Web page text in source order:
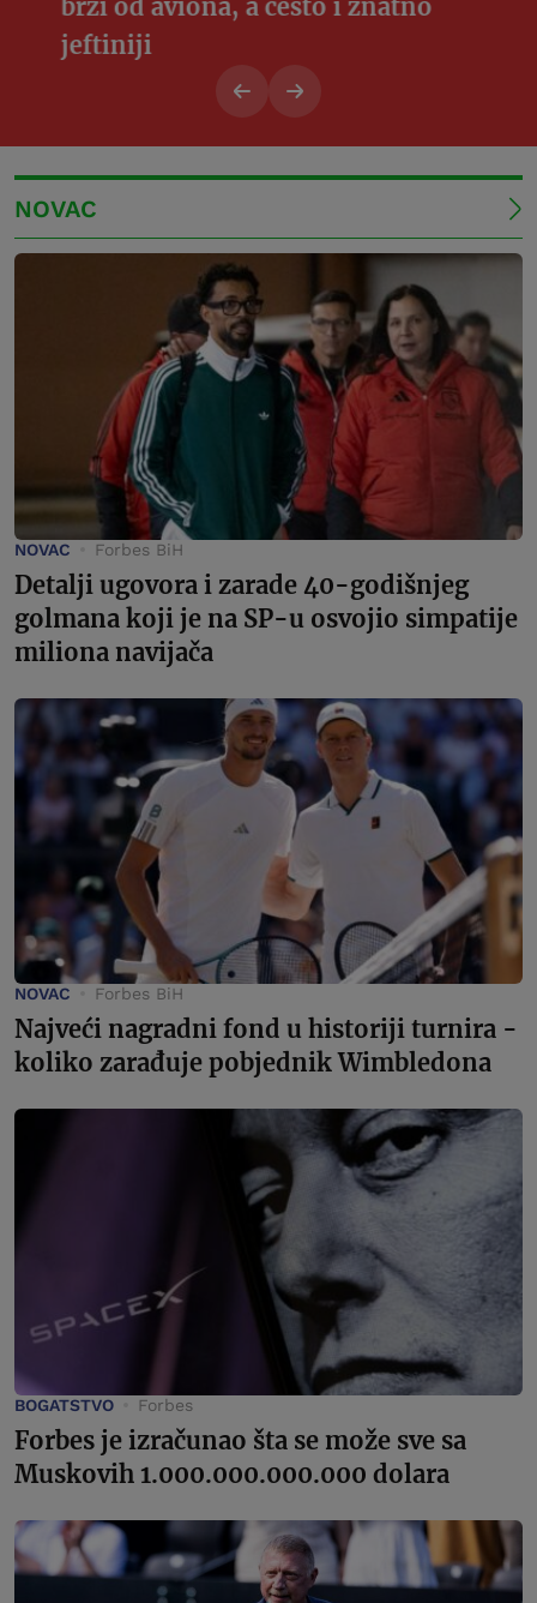
brži od aviona, a često i znatno
jeftiniji
NOVAC
NOVAC Forbes BiH
Detalji ugovora i zarade 40-godišnjeg
golmana koji je na SP-u osvojio simpatije
miliona navijača
NOVAC Forbes BiH
Najveći nagradni fond u historiji turnira -
koliko zarađuje pobjednik Wimbledona
BOGATSTVO Forbes
Forbes je izračunao šta se može sve sa
Muskovih 1.000.000.000.000 dolara